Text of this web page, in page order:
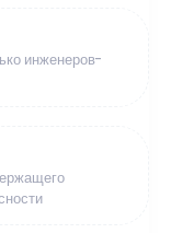
инженеров-